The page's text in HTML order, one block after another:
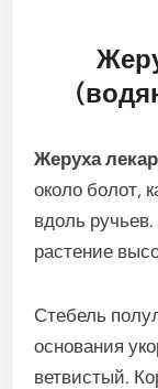
Жеруха
около болот,
вдоль
растение
Стебель
основания
ветвистый.